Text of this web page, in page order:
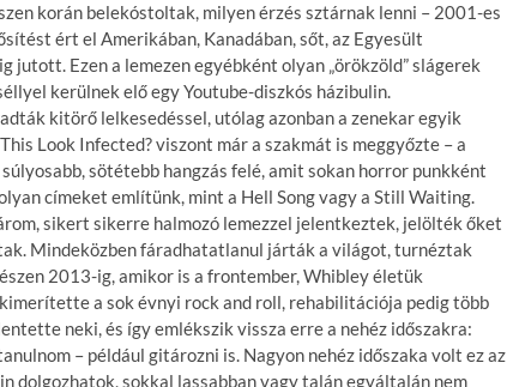
korán belekóstoltak, milyen érzés sztárnak lenni – 2001-es
ért el Amerikában, Kanadában, sőt, az Egyesült
jutott. Ezen a lemezen egyébként olyan „örökzöld” slágerek
kerülnek elő egy Youtube-diszkós házibulin.
kitörő lelkesedéssel, utólag azonban a zenekar egyik
Look Infected? viszont már a szakmát is meggyőzte – a
sötétebb hangzás felé, amit sokan horror punkként
címeket említünk, mint a Hell Song vagy a Still Waiting.
sikert sikerre halmozó lemezzel jelentkeztek, jelölték őket
Mindeközben fáradhatatlanul járták a világot, turnéztak
2013-ig, amikor is a frontember, Whibley életük
a sok évnyi rock and roll, rehabilitációja pedig több
neki, és így emlékszik vissza erre a nehéz időszakra:
– például gitározni is. Nagyon nehéz időszaka volt ez az
dolgozhatok, sokkal lassabban vagy talán egyáltalán nem